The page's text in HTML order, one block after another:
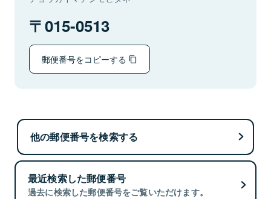
015-0513
郵便番号をコピーする
他の郵便番号を検索する
最近検索した郵便番号
過去に検索した郵便番号をご覧いただけます。